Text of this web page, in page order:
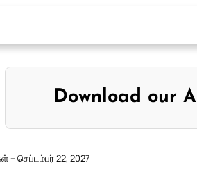
Download our
– செப்டம்பர் 22, 2027